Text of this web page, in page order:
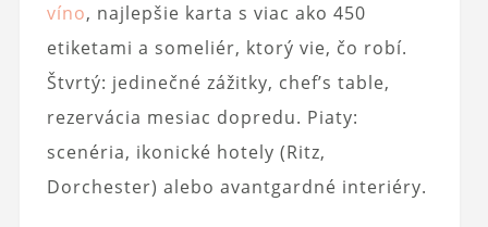
víno, najlepšie karta s viac ako 450
etiketami a someliér, ktorý vie, čo robí.
Štvrtý: jedinečné zážitky, chef’s table,
rezervácia mesiac dopredu. Piaty:
scenéria, ikonické hotely (Ritz,
Dorchester) alebo avantgardné interiéry.